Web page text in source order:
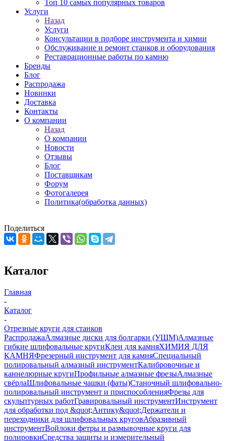
Топ 10 самых популярных товаров
Услуги
Назад
Услуги
Консультации в подборе инструмента и химии
Обслуживание и ремонт станков и оборудования
Реставрационные работы по камню
Бренды
Блог
Распродажа
Новинки
Доставка
Контакты
О компании
Назад
О компании
Новости
Отзывы
Блог
Поставщикам
Форум
Фотогалерея
Политика(обработка данных)
Поделиться
Каталог
Главная
-
Каталог
-
Отрезные круги для станков
РаспродажаАлмазные диски для болгарки (УШМ)Алмазные
гибкие шлифовальные кругиКлеи для камняХИМИЯ ДЛЯ
КАМНЯФрезерный инструмент для камняСпециальный
полировальный алмазный инструментКалибровочные и
каннелюрные кругиПрофильные алмазные фрезыАлмазные
свёрлаШлифовальные чашки (фаты)Станочный шлифовально-
полировальный инструмент и приспособленияФрезы для
скульптурных работГравировальный инструментИнструмент
для обработки под &quot;Антику&quot;Держатели и
переходники для шлифовальных круговАбразивный
инструментВойлоки фетры и размывочные круги для
полировкиСредства защиты и измерительный